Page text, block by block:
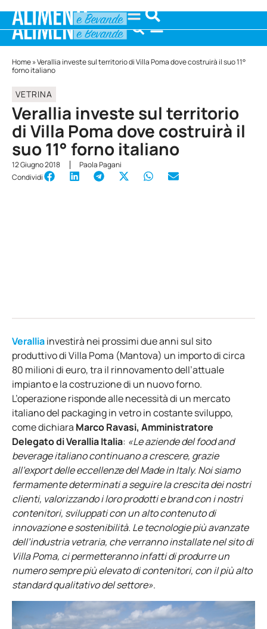
Home»Verallia investe sul territorio di Villa Poma dove costruirà il suo 11°
forno italiano
VETRINA
Verallia investe sul territorio
di Villa Poma dove costruirà il
suo 11° forno italiano
12 Giugno 2018
Paola Pagani
Condividi
Veralliainvestirà nei prossimi due anni sul sito
produttivo di Villa Poma (Mantova) un importo di circa
80 milioni di euro, tra il rinnovamento dell’attuale
impianto e la costruzione di un nuovo forno.
L’operazione risponde alle necessità di un mercato
italiano del packaging in vetro in costante sviluppo,
come dichiara Marco Ravasi, Amministratore
Delegato di Verallia Italia: «Le aziende del food and
beverage italiano continuano a crescere, grazie
all’export delle eccellenze del Made in Italy. Noi siamo
fermamente determinati a seguire la crescita dei nostri
clienti, valorizzando i loro prodotti e brand con i nostri
contenitori, sviluppati con un alto contenuto di
innovazione e sostenibilità. Le tecnologie più avanzate
dell’industria vetraria, che verranno installate nel sito di
Villa Poma, ci permetteranno infatti di produrre un
numero sempre più elevato di contenitori, con il piùalto
standard qualitativo del settore».